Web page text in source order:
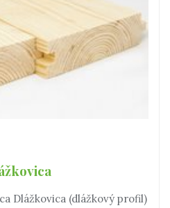
Dlážkovica (dlážkový profil)